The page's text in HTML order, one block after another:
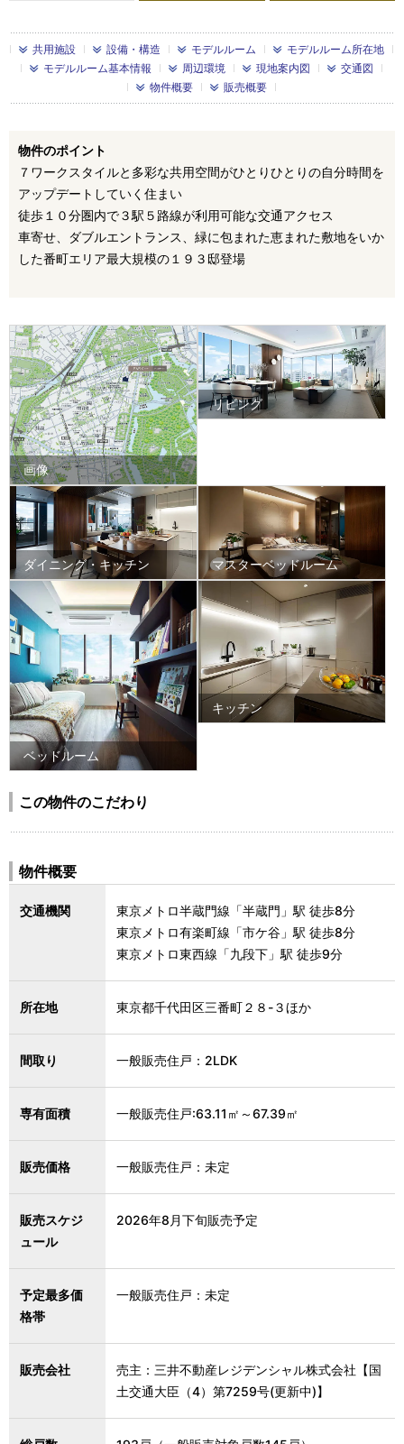
共用施設 設備・構造 モデルルーム
モデルルーム所在地
モデルルーム基本情報
周辺環境 現地案内図
交通図
物件概要
販売概要
物件のポイント
７ワークスタイルと多彩な共用空間がひとりひとりの自分時間を
アップデートしていく住まい
徒歩１０分圏内で３駅５路線が利用可能な交通アクセス
車寄せ、ダブルエントランス、緑に包まれた恵まれた敷地をいか
した番町エリア最大規模の１９３邸登場
画像
リビング
ダイニング・キッチン マスターベッドルーム
ベッドルーム
キッチン
この物件のこだわり
物件概要
交通機関
東京メトロ半蔵門線「半蔵門」駅 徒歩8分
東京メトロ有楽町線「市ケ谷」駅 徒歩8分
東京メトロ東西線「九段下」駅 徒歩9分
所在地 東京都千代田区三番町２８-３ほか
間取り 一般販売住戸：2LDK
専有面積 一般販売住戸:63.11㎡～67.39㎡
販売価格 一般販売住戸：未定
販売スケジ
ュール
2026年8月下旬販売予定
予定最多価
格帯
一般販売住戸：未定
販売会社
売主：三井不動産レジデンシャル株式会社【国
土交通大臣（4）第7259号(更新中)】